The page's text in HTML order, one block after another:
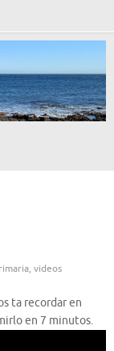
, videos
ta recordar en
en 7 minutos.